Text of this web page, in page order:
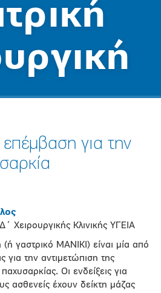
για την
Χειρουργικής Κλινικής ΥΓΕΙΑ
γαστρικό ΜΑΝΙΚΙ) είναι μία από
για την αντιμετώπιση της
Οι ενδείξεις για
ασθενείς έχουν δείκτη μάζας